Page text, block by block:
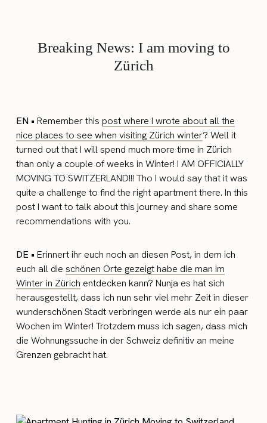
Breaking News: I am moving to
Zürich
EN •Remember thispost where I wrote about all the
nice places to see when visiting Zürich winter? Well it
turned out that I will spend much more time in Zürich
than only a couple of weeks in Winter! I AM OFFICIALLY
MOVING TO SWITZERLAND!!! Tho I would say that it was
quite a challenge to find the right apartment there. In this
post I want to talk about this journey and share some
recommendations with you.
DE •Erinnert ihr euch noch an diesen Post, in dem ich
euch all dieschönen Orte gezeigt habe die man im
Winter in Zürich entdecken kann? Nunja es hat sich
herausgestellt, dass ich nun sehr viel mehr Zeit in dieser
wunderschönen Stadt verbringen werde als nur ein paar
Wochen im Winter! Trotzdem muss ich sagen, dass mich
die Wohnungssuche in der Schweiz definitiv an meine
Grenzen gebracht hat.